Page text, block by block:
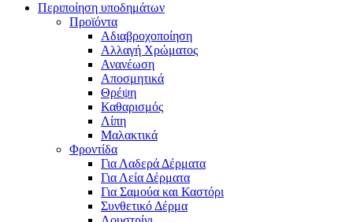
Περιποίηση υποδημάτων
Προϊόντα
Αδιαβροχοποίηση
Αλλαγή Χρώματος
Ανανέωση
Αποσμητικά
Θρέψη
Καθαρισμός
Λίπη
Μαλακτικά
Φροντίδα
Για Λαδερά Δέρματα
Για Λεία Δέρματα
Για Σαμούα και Καστόρι
Συνθετικό Δέρμα